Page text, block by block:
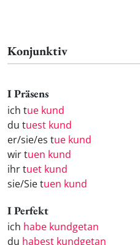
Konjunktiv
I Präsens
ich tue kund
du tuest kund
er/sie/es tue kund
wir tuen kund
ihr tuet kund
sie/Sie tuen kund
I Perfekt
ich habe kundgetan
du habest kundgetan